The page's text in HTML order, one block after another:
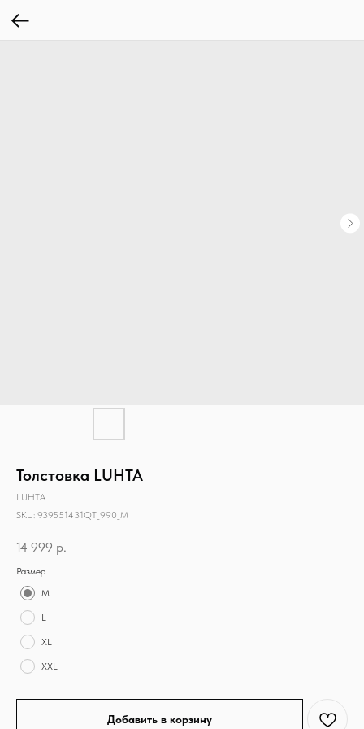
Толстовка LUHTA
LUHTA
SKU: 939551431QT_990_M
14 999 р.
Размер
M
L
XL
XXL
Добавить в корзину